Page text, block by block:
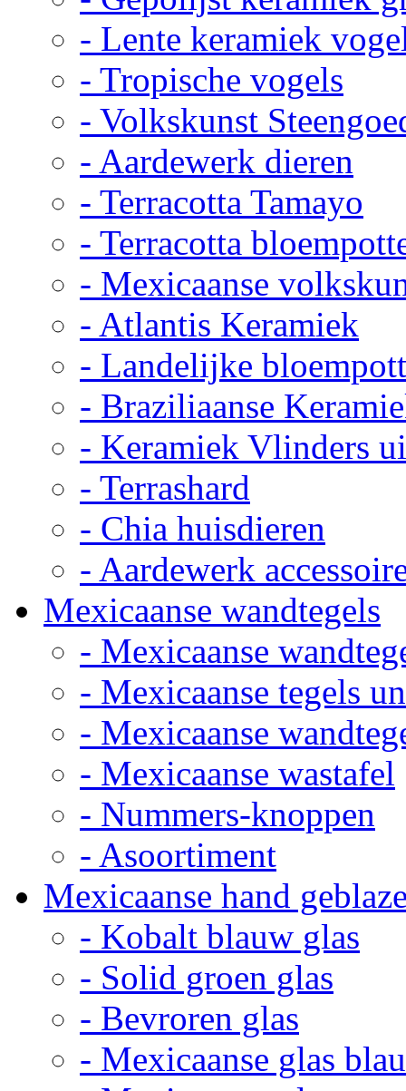
- Lente keramiek
- Tropische vogels
- Volkskunst
- Aardewerk dieren
- Terracotta Tamayo
- Terracotta
- Mexicaanse
- Atlantis Keramiek
- Landelijke
- Braziliaanse
- Keramiek Vlinders
- Terrashard
- Chia huisdieren
- Aardewerk
Mexicaanse wandtegels
- Mexicaanse
- Mexicaanse tegels
- Mexicaanse
- Mexicaanse wastafel
- Nummers-knoppen
- Asoortiment
Mexicaanse hand
- Kobalt blauw glas
- Solid groen glas
- Bevroren glas
- Mexicaanse glas